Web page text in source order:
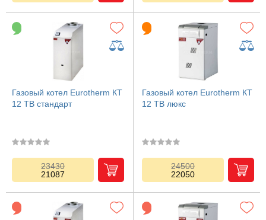
Газовый котел Eurotherm КТ
12 TB стандарт
23430
21087
Газовый котел Eurotherm КТ
12 TB люкс
24500
22050